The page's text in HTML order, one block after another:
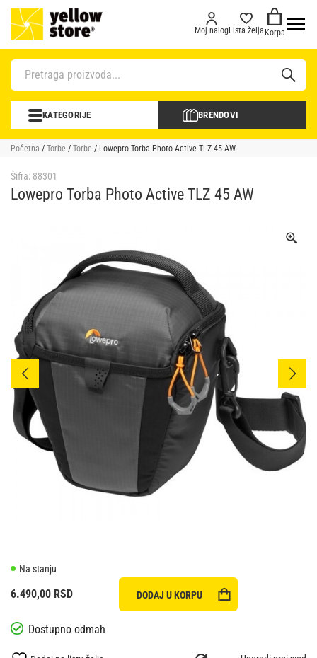
Moj nalogLista želja Korpa
KATEGORIJE BRENDOVI
Početna / Torbe / Torbe / Lowepro Torba Photo Active TLZ 45 AW
Šifra: 88301
Lowepro Torba Photo Active TLZ 45 AW
6.490,00 RSD
Na stanju
DODAJ U KORPU